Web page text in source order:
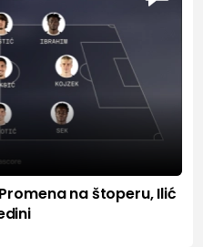
na štoperu, Ilić